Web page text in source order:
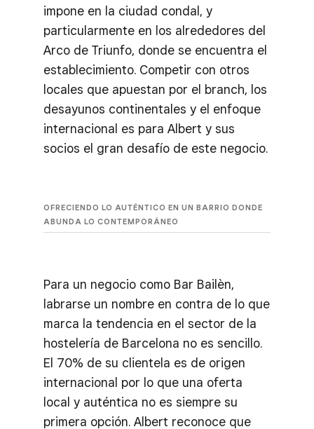
impone en la ciudad condal, y
particularmente en los alrededores del
Arco de Triunfo, donde se encuentra el
establecimiento. Competir con otros
locales que apuestan por el branch, los
desayunos continentales y el enfoque
internacional es para Albert y sus
socios el gran desafío de este negocio.
OFRECIENDO LO AUTÉNTICO EN UN BARRIO DONDE
ABUNDA LO CONTEMPORÁNEO
Para un negocio como Bar Bailèn,
labrarse un nombre en contra de lo que
marca la tendencia en el sector de la
hostelería de Barcelona no es sencillo.
El 70% de su clientela es de origen
internacional por lo que una oferta
local y auténtica no es siempre su
primera opción. Albert reconoce que